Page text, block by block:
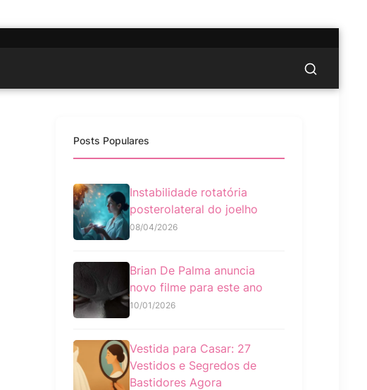
Posts Populares
Instabilidade rotatória
posterolateral do joelho
08/04/2026
Brian De Palma anuncia
novo filme para este ano
10/01/2026
Vestida para Casar: 27
Vestidos e Segredos de
Bastidores Agora